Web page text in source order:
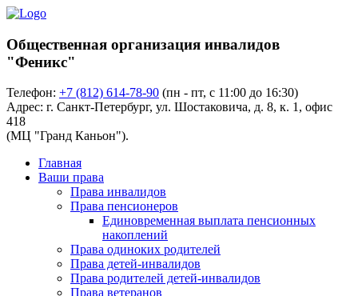
Общественная организация инвалидов
"Феникс"
Телефон: +7 (812) 614-78-90 (пн - пт, с 11:00 до 16:30)
Адрес: г. Санкт-Петербург, ул. Шостаковича, д. 8, к. 1, офис
418
(МЦ "Гранд Каньон").
Главная
Ваши права
Права инвалидов
Права пенсионеров
Единовременная выплата пенсионных
накоплений
Права одиноких родителей
Права детей-инвалидов
Права родителей детей-инвалидов
Права ветеранов